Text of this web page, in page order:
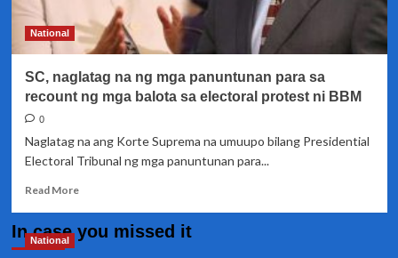
recount
sa
Protest
ni
Bongbong
Marcos
National
SC, naglatag na ng mga panuntunan para sa
recount ng mga balota sa electoral protest ni BBM
0
Naglatag na ang Korte Suprema na umuupo bilang Presidential
Electoral Tribunal ng mga panuntunan para...
Read MoreRead
SC,
In case you missed it
National